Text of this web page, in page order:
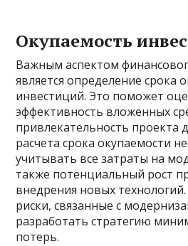
Окупаемость
Важным аспектом
является определение срока
инвестиций. Это поможет
эффективность вложенных
привлекательность проекта
расчета срока окупаемости
учитывать все затраты на
также потенциальный рост
внедрения новых
риски, связанные с
разработать стратегию
потерь.